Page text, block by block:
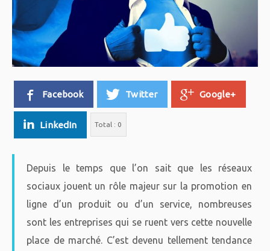
Facebook Twitter Google+
LinkedIn Total : 0
Depuis le temps que l’on sait que les réseaux
sociaux jouent un rôle majeur sur la promotion en
ligne d’un produit ou d’un service, nombreuses
sont les entreprises qui se ruent vers cette nouvelle
place de marché. C’est devenu tellement tendance